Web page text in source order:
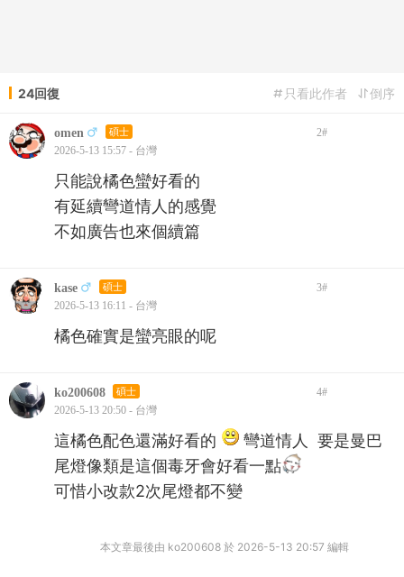
24回復 倒序
只看此作者
omen 碩士 2#
2026-5-13 15:57 - 台灣
只能說橘色蠻好看的
有延續彎道情人的感覺
不如廣告也來個續篇
kase 碩士 3#
2026-5-13 16:11 - 台灣
橘色確實是蠻亮眼的呢
ko200608 碩士 4#
2026-5-13 20:50 - 台灣
這橘色配色還滿好看的
彎道情人 要是曼巴
尾燈像類是這個毒牙會好看一點
可惜小改款2次尾燈都不變
本文章最後由 ko200608 於 2026-5-13 20:57 編輯